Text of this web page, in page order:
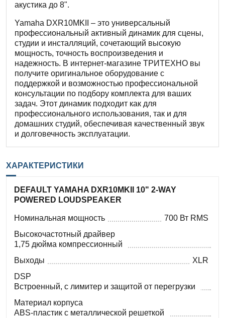
акустика до 8".
Yamaha DXR10MKII – это универсальный
профессиональный активный динамик для сцены,
студии и инсталляций, сочетающий высокую
мощность, точность воспроизведения и
надежность. В интернет-магазине ТРИТЕХНО вы
получите оригинальное оборудование с
поддержкой и возможностью профессиональной
консультации по подбору комплекта для ваших
задач. Этот динамик подходит как для
профессионального использования, так и для
домашних студий, обеспечивая качественный звук
и долговечность эксплуатации.
ХАРАКТЕРИСТИКИ
DEFAULT YAMAHA DXR10MKII 10" 2-WAY
POWERED LOUDSPEAKER
Номинальная мощность
700 Вт RMS
Высокочастотный драйвер
1,75 дюйма компрессионный
Выходы
XLR
DSP
Встроенный, с лимитер и защитой от перегрузки
Материал корпуса
ABS-пластик с металлической решеткой